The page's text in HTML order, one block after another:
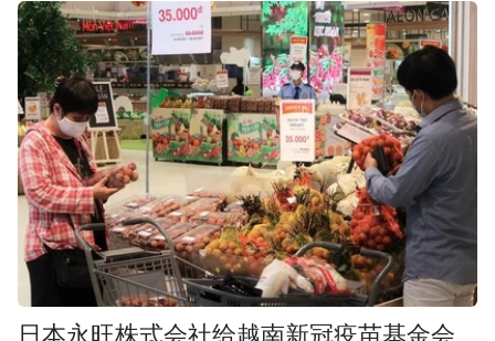
日本永旺株式会社给越南新冠疫苗基金会